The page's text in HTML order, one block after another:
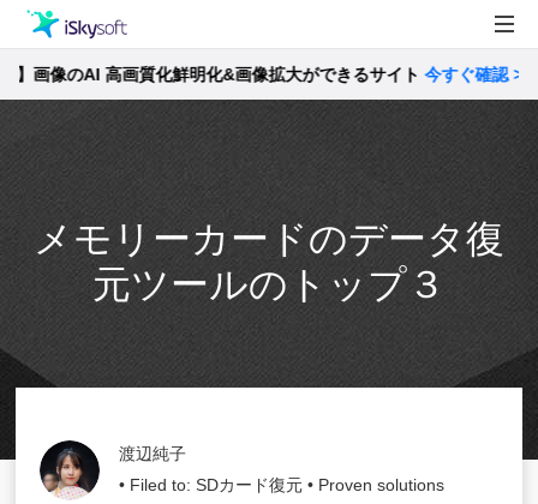
製品
Utility
製品活用事例
ストア
サポート
像のAI 高画質化鮮明化&画像拡大ができるサイト今すぐ確認 >>
メモリーカードのデータ復
元ツールのトップ３
渡辺純子
• Filed to:SDカード復元 • Proven solutions